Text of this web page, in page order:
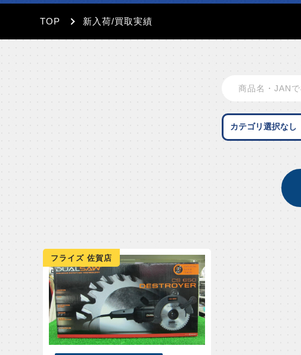
TOP 新入荷/買取実績
フライズ 佐賀店